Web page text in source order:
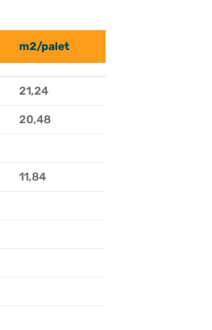
m2/palet
m2/palet
21,24
20,48
11,84